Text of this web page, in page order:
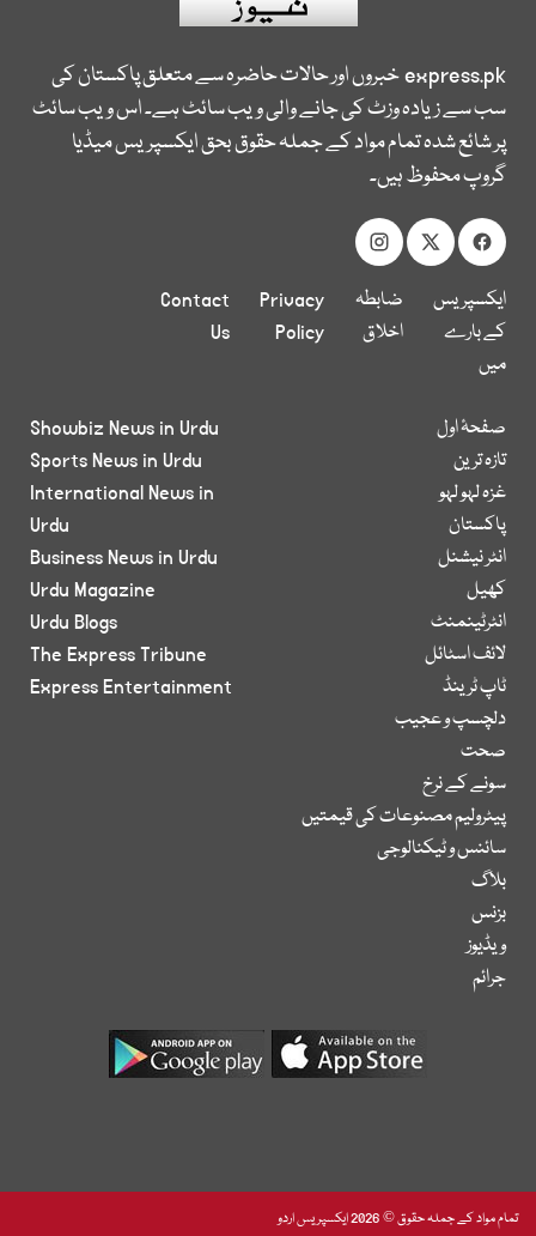
express.pkخبروں اور حالات حاضرہ سے متعلق پاکستان کی
سب سے زیادہ وزٹ کی جانے والی ویب سائٹ ہے۔ اس ویب سائٹ
پر شائع شدہ تمام مواد کے جملہ حقوق بحق ایکسپریس میڈیا
گروپ محفوظ ہیں۔
ایکسپریس
کے بارے
میں
ضابطہ
اخلاق
Privacy
Policy
Contact
Us
صفحۂ اول
تازہ ترین
غزہ لہو لہو
پاکستان
انٹر نیشنل
کھیل
انٹرٹینمنٹ
لائف اسٹائل
ٹاپ ٹرینڈ
دلچسپ و عجیب
صحت
سونے کے نرخ
پیٹرولیم مصنوعات کی قیمتیں
سائنس و ٹیکنالوجی
بلاگ
بزنس
ویڈیوز
جرائم
Showbiz News in Urdu
Sports News in Urdu
International News in
Urdu
Business News in Urdu
Urdu Magazine
Urdu Blogs
The Express Tribune
Express Entertainment
تمام مواد کے جملہ حقوق © 2026 ایکسپریس اردو